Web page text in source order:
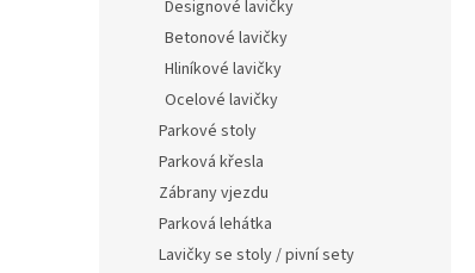
Designové lavičky
Betonové lavičky
Hliníkové lavičky
Ocelové lavičky
Parkové stoly
Parková křesla
Zábrany vjezdu
Parková lehátka
Lavičky se stoly / pivní sety